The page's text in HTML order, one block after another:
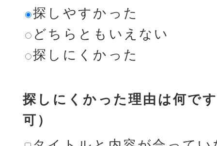
探しやすかった
どちらともいえない
探しにくかった
探しにくかった理由は何で
可）